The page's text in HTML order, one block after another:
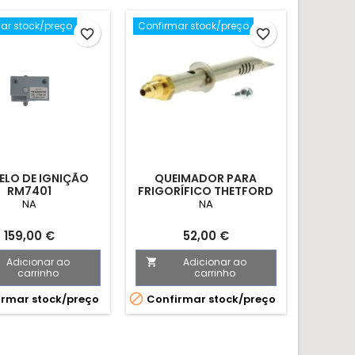
stock/preço
DE IGNIÇÃO
RM7401
NA
Preço
159,00 €
Adicionar ao
carrinho
stock/preço
favorite_border
Confirmar stock/preço
QUEIMADOR PARA
FRIGORÍFICO THETFORD
NA
Preço
52,00 €

Adicionar ao
carrinho
 Confirmar stock/preço
favorite_border